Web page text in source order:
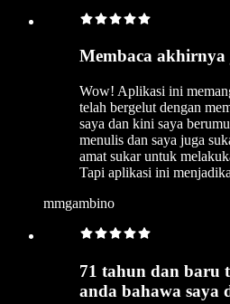
Membaca
Wow! Aplikasi ini
telah bergelut dengan
saya dan kini saya
menulis dan saya juga
amat sukar untuk
Tapi aplikasi ini
mmgambino
71 tahun dan baru
anda bahawa saya